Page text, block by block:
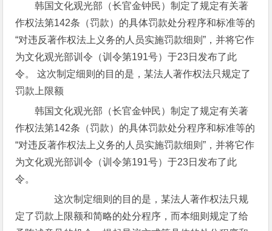
韩国文化观光部（长官金钟民）制定了规定有关著
作权法第142条（罚款）的具体罚款处分程序和标准等的
“对违反著作权法上义务的人员实施罚款细则”，并将它作
为文化观光部训令（训令第191号）于23日发布了此
令。 这次制定细则的目的是，某法人著作权法只规定了
罚款上限额
韩国文化观光部（长官金钟民）制定了规定有关著
作权法第142条（罚款）的具体罚款处分程序和标准等的
“对违反著作权法上义务的人员实施罚款细则”，并将它作
为文化观光部训令（训令第191号）于23日发布了此
令。
这次制定细则的目的是，某法人著作权法只规
定了罚款上限额和简略的处分程序，而本细则规定了给